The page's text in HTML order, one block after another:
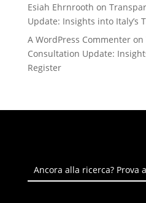
Esiah Ehrnrooth on
Update: Insights into Italy’s
A WordPress Commenteron
Consultation Update:
Register